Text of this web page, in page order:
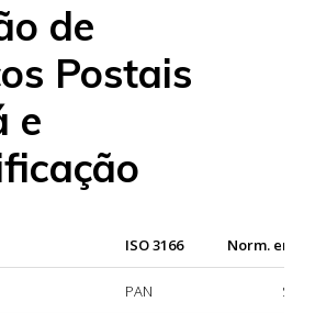
de
Postais
e
ISO 3166 Norm.
PAN Sí